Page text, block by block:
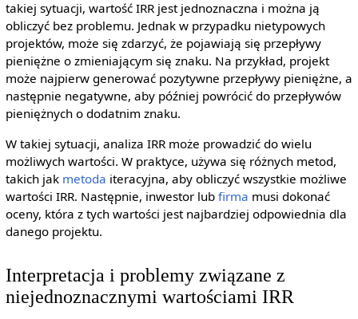
takiej sytuacji, wartość IRR jest jednoznaczna i można ją
obliczyć bez problemu. Jednak w przypadku nietypowych
projektów, może się zdarzyć, że pojawiają się przepływy
pieniężne o zmieniającym się znaku. Na przykład, projekt
może najpierw generować pozytywne przepływy pieniężne, a
następnie negatywne, aby później powrócić do przepływów
pieniężnych o dodatnim znaku.
W takiej sytuacji, analiza IRR może prowadzić do wielu
możliwych wartości. W praktyce, używa się różnych metod,
takich jak metoda iteracyjna, aby obliczyć wszystkie możliwe
wartości IRR. Następnie, inwestor lub firma musi dokonać
oceny, która z tych wartości jest najbardziej odpowiednia dla
danego projektu.
Interpretacja i problemy związane z
niejednoznacznymi wartościami IRR